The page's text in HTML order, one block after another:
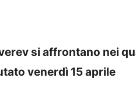
si affrontano nei
venerdì 15 aprile